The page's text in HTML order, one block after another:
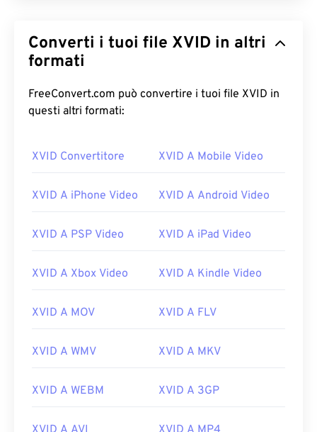
Converti i tuoi file XVID in altri
formati
FreeConvert.com può convertire i tuoi file XVID in
questi altri formati:
XVID Convertitore XVID A Mobile Video
XVID A iPhone Video XVID A Android Video
XVID A PSP Video XVID A iPad Video
XVID A Xbox Video XVID A Kindle Video
XVID A MOV XVID A FLV
XVID A WMV XVID A MKV
XVID A WEBM XVID A 3GP